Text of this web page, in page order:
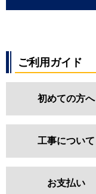
ご利用ガイド
初めての方へ
工事について
お支払い